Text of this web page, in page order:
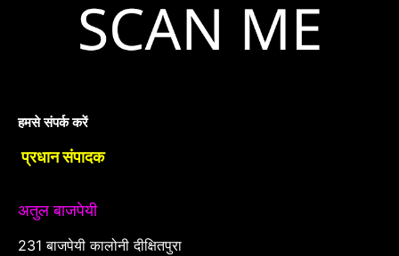
हमसे संपर्क करें
प्रधान संपादक
अतुल बाजपेयी
231 बाजपेयी कालोनी दीक्षितपुरा